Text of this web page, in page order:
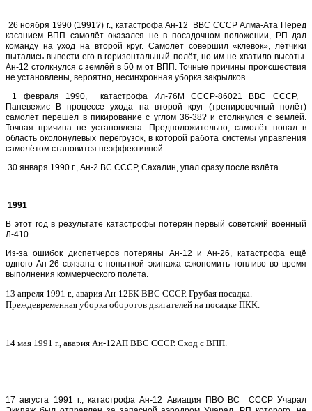
26 ноября 1990 (1991?) г., катастрофа Ан-12 ВВС СССР Алма-Ата Перед
касанием ВПП самолёт оказался не в посадочном положении, РП дал
команду на уход на второй круг. Самолёт совершил «клевок», лётчики
пытались вывести его в горизонтальный полёт, но им не хватило высоты.
Ан-12 столкнулся с землёй в 50 м от ВПП. Точные причины происшествия
не установлены, вероятно, несинхронная уборка закрылков.
1 февраля 1990, катастрофа Ил-76М СССР-86021 ВВС СССР,
Паневежис В процессе ухода на второй круг (тренировочный полёт)
самолёт перешёл в пикирование с углом 36-38? и столкнулся с землёй.
Точная причина не установлена. Предположительно, самолёт попал в
область околонулевых перегрузок, в которой работа системы управления
самолётом становится неэффективной.
30 января 1990 г., Ан-2 ВС СССР, Сахалин, упал сразу после взлёта.
1991
В этот год в результате катастрофы потерян первый советский военный
Л-410.
Из-за ошибок диспетчеров потеряны Ан-12 и Ан-26, катастрофа ещё
одного Ан-26 связана с попыткой экипажа сэкономить топливо во время
выполнения коммерческого полёта.
13 апреля 1991 г., авария Ан-12БК ВВС СССР. Грубая посадка.
Преждевременная уборка оборотов двигателей на посадке ПКК.
14 мая 1991 г., авария Ан-12АП ВВС СССР. Сход с ВПП.
17 августа 1991 г., катастрофа Ан-12 Авиация ПВО ВС СССР Учарал